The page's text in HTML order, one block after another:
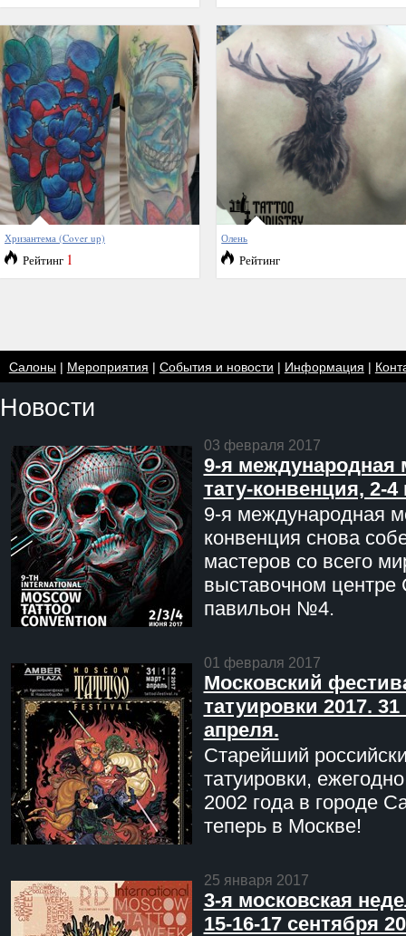
Хризантема (Cover up)
Рейтинг 1
Олень
Рейтинг
Салоны| Мероприятия | События и новости | Информация |
Новости
03 февраля 2017
9-я международная
тату-конвенция, 2-
9-я международная
конвенция снова
мастеров со всего
выставочном центре
павильон №4.
01 февраля 2017
Московский
татуировки 2017. 31
апреля.
Старейший
татуировки,
2002 года в городе
теперь в Москве!
25 января 2017
3-я московская
15-16-17 сентября